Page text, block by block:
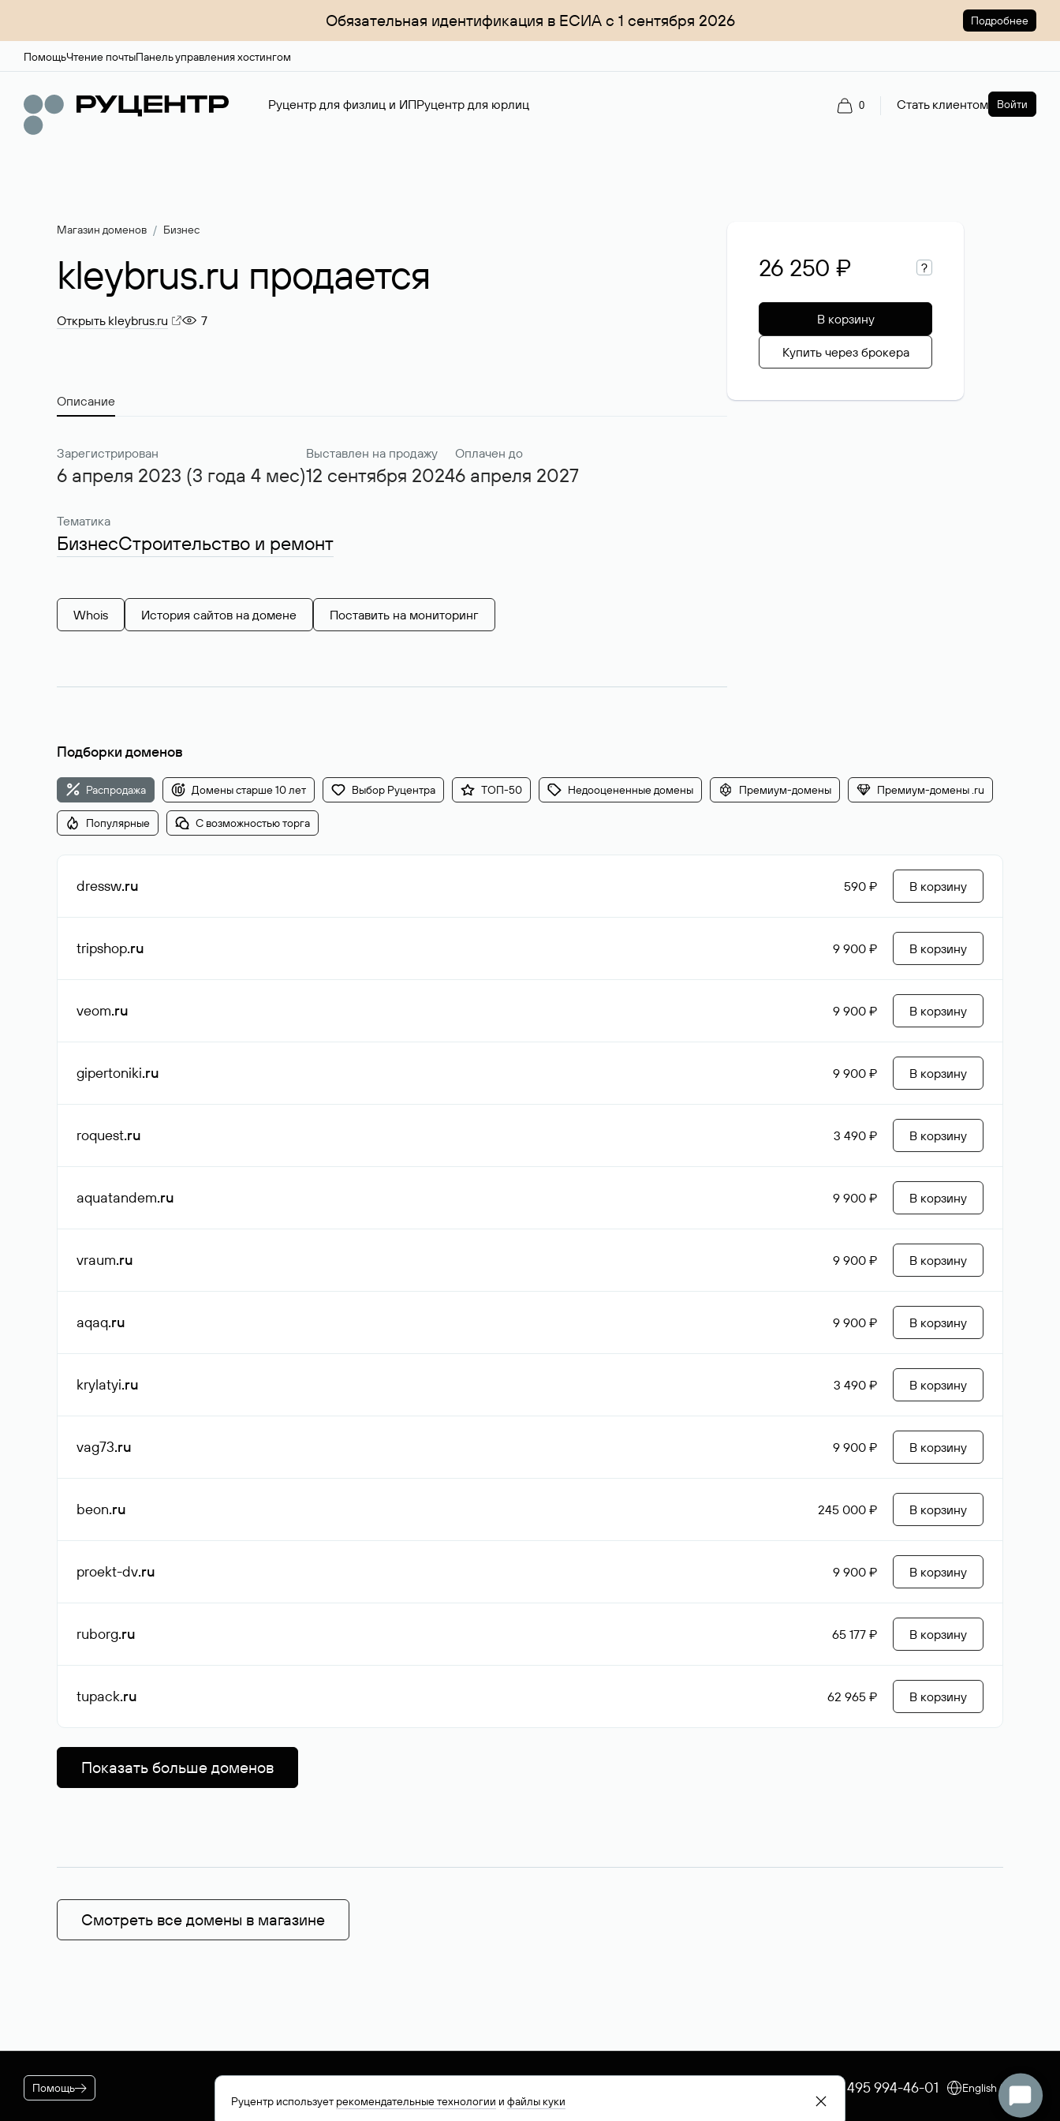
Обязательная идентификация в ЕСИА с 1 сентября 2026 Подробнее
ПомощьЧтение почтыПанель управления хостингом
Руцентр для физлиц и ИПРуцентр для юрлиц 0 Стать клиентом Войти
Магазин доменов Бизнес
kleybrus.ru продается
Открыть kleybrus.ru 7
Описание
Зарегистрирован
6 апреля 2023 (3 года 4 мес)
Выставлен на продажу
12 сентября 2024
Оплачен до
6 апреля 2027
Тематика
БизнесСтроительство и ремонт
Whois История сайтов на домене Поставить на мониторинг
26 250 ₽ ?
В корзину
Купить через брокера
Подборки доменов
Распродажа Домены старше 10 лет Выбор Руцентра ТОП-50 Недооцененные домены Премиум-домены Премиум-домены .ru
Популярные С возможностью торга
dressw.ru 590 ₽ В корзину
tripshop.ru 9 900 ₽ В корзину
veom.ru 9 900 ₽ В корзину
gipertoniki.ru 9 900 ₽ В корзину
roquest.ru 3 490 ₽ В корзину
aquatandem.ru 9 900 ₽ В корзину
vraum.ru 9 900 ₽ В корзину
aqaq.ru 9 900 ₽ В корзину
krylatyi.ru 3 490 ₽ В корзину
vag73.ru 9 900 ₽ В корзину
beon.ru 245 000 ₽ В корзину
proekt-dv.ru 9 900 ₽ В корзину
ruborg.ru 65 177 ₽ В корзину
tupack.ru 62 965 ₽ В корзину
Показать больше доменов
Смотреть все домены в магазине
Помощь +7 495 994-46-01
English (USD)
Руцентр использует рекомендательные технологии и файлы куки